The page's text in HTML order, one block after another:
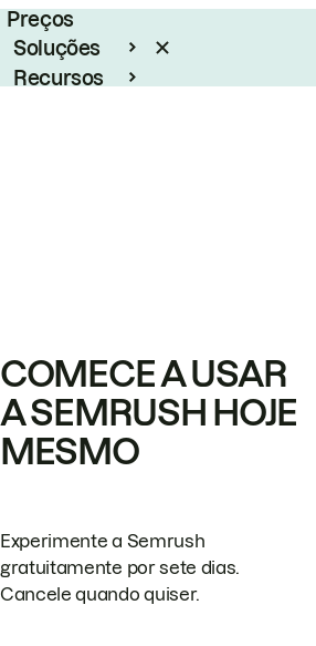
Preços
Soluções
Recursos
COMECE A USAR
A SEMRUSH HOJE
MESMO
Experimente a Semrush
gratuitamente por sete dias.
Cancele quando quiser.